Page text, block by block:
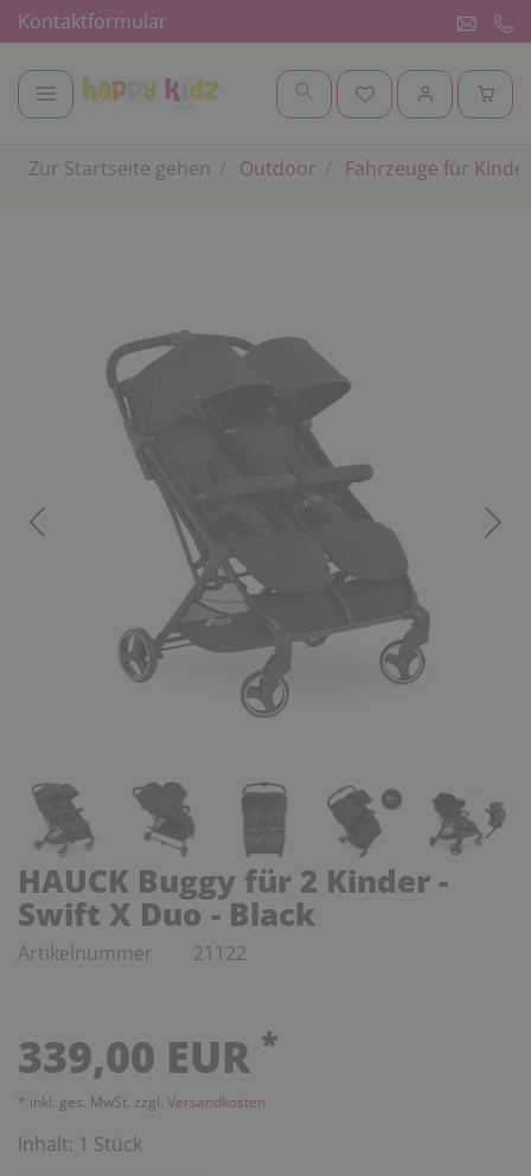
Kontaktformular
Zur Startseite gehen Outdoor Fahrzeuge für
HAUCK Buggy für 2 Kinder -
Swift X Duo - Black
Artikelnummer 21122
339,00 EUR *
* inkl. ges. MwSt. zzgl. Versandkosten
Inhalt: 1 Stück